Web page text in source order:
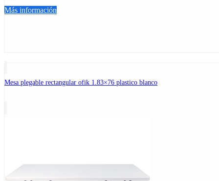
Más información
Mesa plegable rectangular ofik 1.83×76 plastico blanco